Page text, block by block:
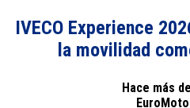
IVECO Experience
la movilidad
Hace más